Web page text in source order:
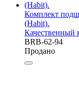
Комплект
(Habit).
Качественный
BRB-62-94
Продано